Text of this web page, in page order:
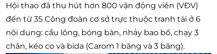
Hội thao đã thu hút hơn 800 vận động viên (VĐV)
đến từ 35 Công đoàn cơ sở trực thuộc tranh tài ở 6
nội dung: cầu lông, bóng bàn, nhảy bao bố, chạy 3
chân, kéo co và bida (Carom 1 băng và 3 băng).